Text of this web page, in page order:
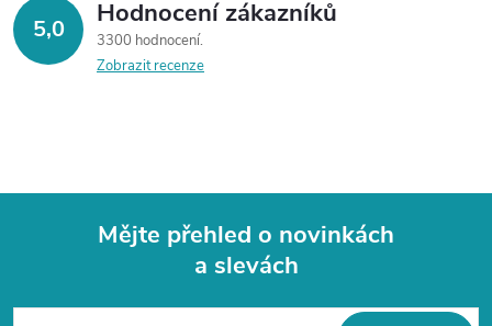
5,0 Hodnocení zákazníků
3300 hodnocení
Zobrazit recenze
Mějte přehled o novinkách
a slevách